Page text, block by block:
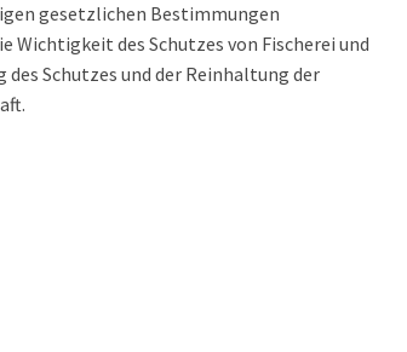
gesetzlichen Bestimmungen
Wichtigkeit des Schutzes von Fischerei und
Schutzes und der Reinhaltung der